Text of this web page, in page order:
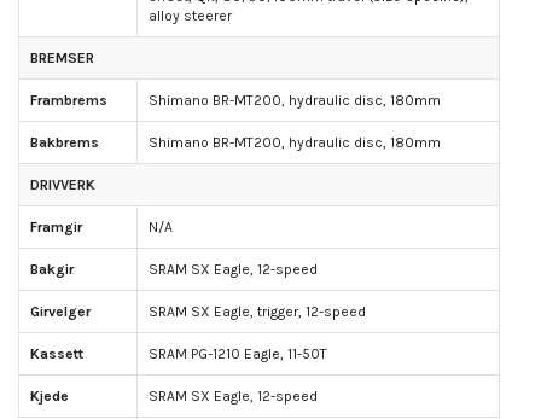
alloy steerer
BREMSER
Frambrems Shimano BR-MT200, hydraulic disc, 180mm
Bakbrems Shimano BR-MT200, hydraulic disc, 180mm
DRIVVERK
Framgir N/A
Bakgir SRAM SX Eagle, 12-speed
Girvelger SRAM SX Eagle, trigger, 12-speed
Kassett SRAM PG-1210 Eagle, 11-50T
Kjede SRAM SX Eagle, 12-speed